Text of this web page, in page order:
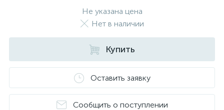
Не указана цена
Нет в наличии
Купить
Оставить заявку
Сообщить о поступлении